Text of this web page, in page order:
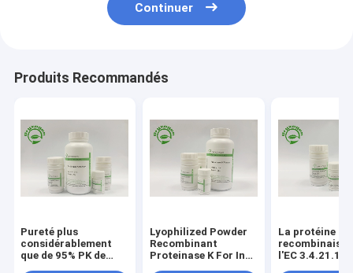
Continuer
Produits Recommandés
Pureté plus
considérablement
que de 95% PK de
Lyophilized Powder
Recombinant
Proteinase K For In
La protéine
l'EC 3.4.21.14